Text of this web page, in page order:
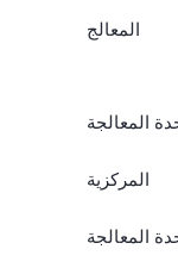
المعالج
المعالجة
المركزية
المعالجة